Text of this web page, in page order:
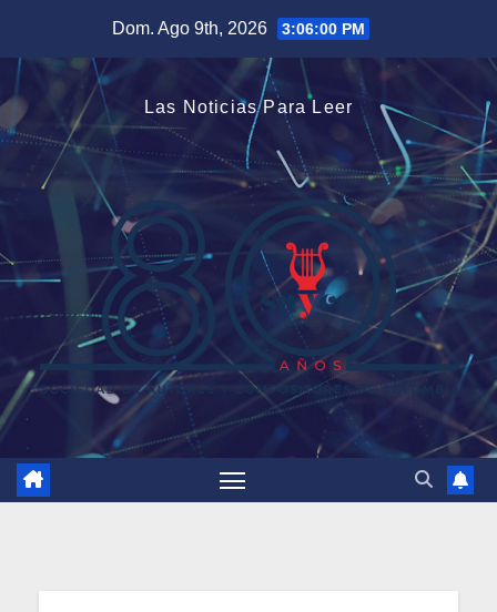
contenido
Dom. Ago 9th, 2026 3:06:01 PM
Las Noticias Para Leer